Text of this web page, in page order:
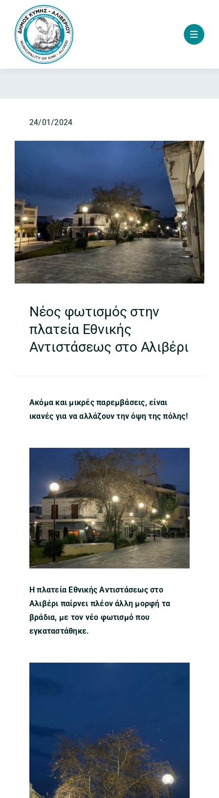
content
24/01/2024
Νέος φωτισμός στην
πλατεία Εθνικής
Αντιστάσεως στο Αλιβέρι
Ακόμα και μικρές παρεμβάσεις, είναι
ικανές για να αλλάζουν την όψη της πόλης!
Η πλατεία Εθνικής Αντιστάσεως στο
Αλιβέρι παίρνει πλέον άλλη μορφή τα
βράδια, με τον νέο φωτισμό που
εγκαταστάθηκε.